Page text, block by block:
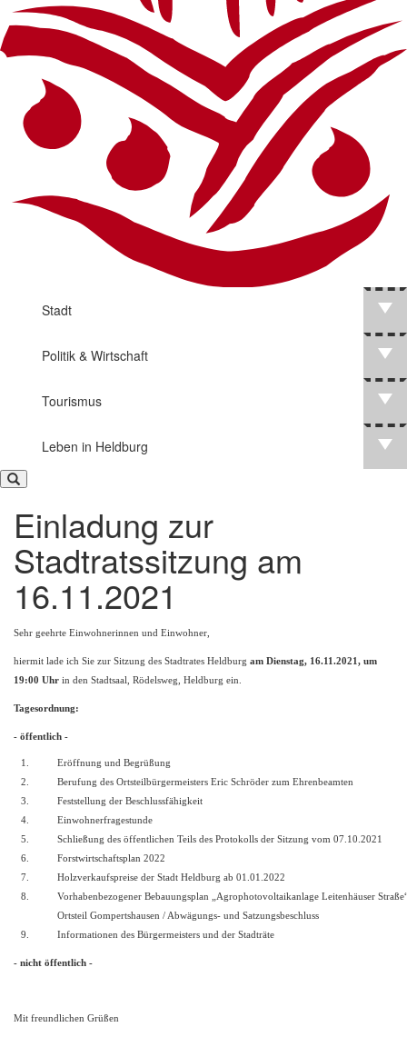
Stadt
Politik & Wirtschaft
Tourismus
Leben in Heldburg
Einladung zur
Stadtratssitzung am
16.11.2021
Sehr geehrte Einwohnerinnen und Einwohner,
hiermit lade ich Sie zur Sitzung des Stadtrates Heldburg am Dienstag, 16.11.2021, um
19:00 Uhr in den Stadtsaal, Rödelsweg, Heldburg ein.
Tagesordnung:
- öffentlich -
1.
Eröffnung und Begrüßung
2.
Berufung des Ortsteilbürgermeisters Eric Schröder zum Ehrenbeamten
3.
Feststellung der Beschlussfähigkeit
4.
Einwohnerfragestunde
5.
Schließung des öffentlichen Teils des Protokolls der Sitzung vom 07.10.2021
6.
Forstwirtschaftsplan 2022
7.
Holzverkaufspreise der Stadt Heldburg ab 01.01.2022
8.
Vorhabenbezogener Bebauungsplan „Agrophotovoltaikanlage Leitenhäuser
Ortsteil Gompertshausen / Abwägungs- und Satzungsbeschluss
9.
Informationen des Bürgermeisters und der Stadträte
- nicht öffentlich -
Mit freundlichen Grüßen